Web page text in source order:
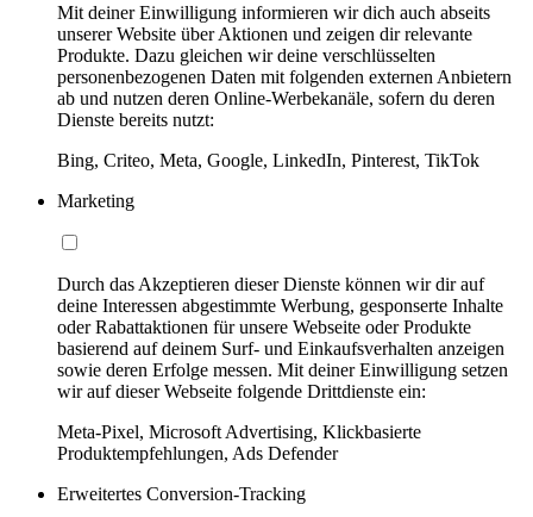
Mit deiner Einwilligung informieren wir dich auch abseits
unserer Website über Aktionen und zeigen dir relevante
Produkte. Dazu gleichen wir deine verschlüsselten
personenbezogenen Daten mit folgenden externen Anbietern
ab und nutzen deren Online-Werbekanäle, sofern du deren
Dienste bereits nutzt:
Bing, Criteo, Meta, Google, LinkedIn, Pinterest, TikTok
Marketing
Durch das Akzeptieren dieser Dienste können wir dir auf
deine Interessen abgestimmte Werbung, gesponserte Inhalte
oder Rabattaktionen für unsere Webseite oder Produkte
basierend auf deinem Surf- und Einkaufsverhalten anzeigen
sowie deren Erfolge messen. Mit deiner Einwilligung setzen
wir auf dieser Webseite folgende Drittdienste ein:
Meta-Pixel, Microsoft Advertising, Klickbasierte
Produktempfehlungen, Ads Defender
Erweitertes Conversion-Tracking